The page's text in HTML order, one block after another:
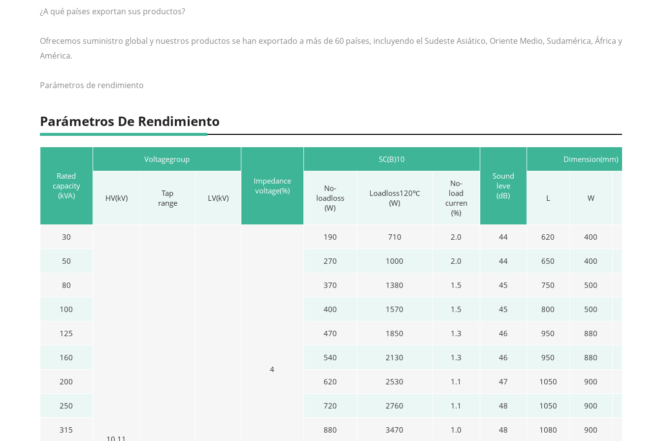
¿A qué países exportan sus productos?
Ofrecemos suministro global y nuestros productos se han exportado a más de 60 países, incluyendo el Sudeste Asiático, Oriente Medio, Sudamérica, África y
América.
Parámetros de rendimiento
Parámetros De Rendimiento
Rated
capacity
(kVA)
Voltagegroup
Impedance
voltage(%)
SC(B)10
Sound
leve
(dB)
Dimension(mm)
HV(kV)
Tap
range
LV(kV)
No-
loadloss
(W)
Loadloss120℃
(W)
No-
load
curren
(%)
L W
30
10 11
4
190 710 2.0 44 620 400
50 270 1000 2.0 44 650 400
80 370 1380 1.5 45 750 500
100 400 1570 1.5 45 800 500
125 470 1850 1.3 46 950 880
160 540 2130 1.3 46 950 880
200 620 2530 1.1 47 1050 900
250 720 2760 1.1 48 1050 900
315 880 3470 1.0 48 1080 900